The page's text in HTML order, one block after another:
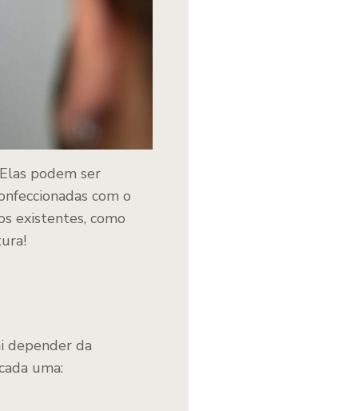
podem ser
com o
existentes, como
depender da
uma: